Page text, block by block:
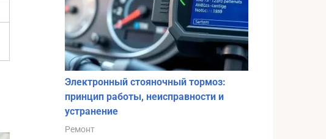
Электронный стояночный тормоз:
принцип работы, неисправности и
устранение
Ремонт